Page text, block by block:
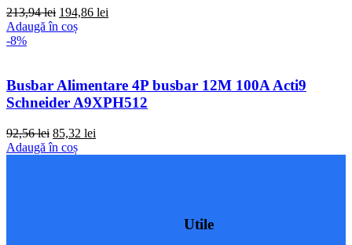
213,94lei 194,86 lei
Adaugă în coș
-8%
Busbar Alimentare 4P busbar 12M 100A Acti9
Schneider A9XPH512
92,56lei 85,32 lei
Adaugă în coș
Utile